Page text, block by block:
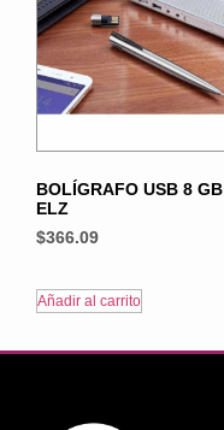
BOLÍGRAFO USB 8 GB
ELZ
$366.09
Añadir al carrito